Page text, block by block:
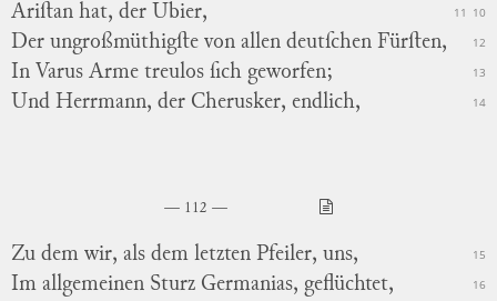
10
Ariſtan hat, der Ubier, 11
Der ungroßmüthigſte von allen deutſchen Fürſten, 12
In Varus Arme treulos ſich geworfen; 13
Und Herrmann, der Cherusker, endlich, 14
112
Zu dem wir, als dem letzten Pfeiler, uns, 15
Im allgemeinen Sturz Germanias, geflüchtet, 16